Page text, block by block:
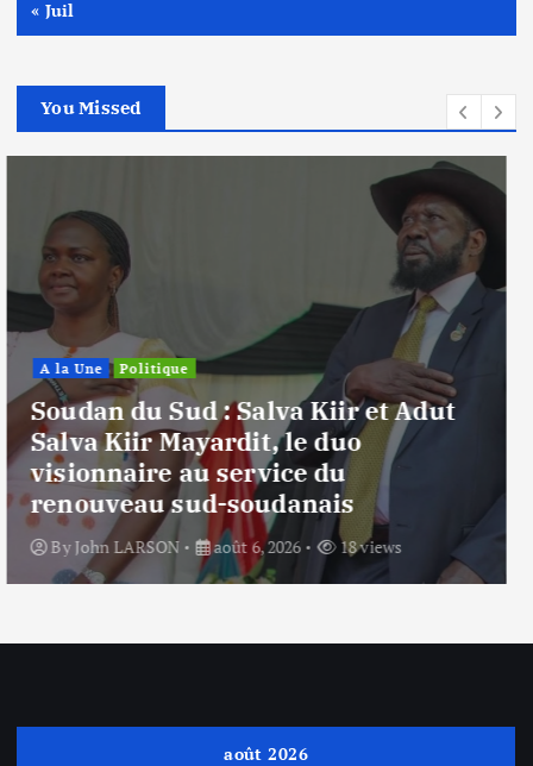
« Juil
You Missed
A la Une
Soudan : le « Gouvernement
fondateur » et la paix sociale, le rôle
des administrations autochtones
dans le renforcement de la cohésion
sociale et la restauration du tissu
national
ByJohn LARSON août 6, 2026 13 views
août 2026